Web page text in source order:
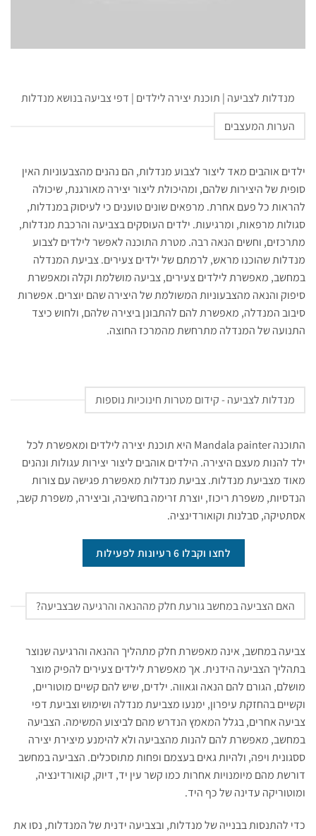
מנדלות לצביעה | תוכנת יצירה לילדים | דפי צביעה בנושא מנדלות
הערות המעצבים
ילדים אוהבים מאד ליצור לצבוע מנדלות, הם נהנים מהצבעוניות האין
סופית של היצירות שלהם, ומהיכולת ליצור יצירה מאורגנת, שיכולה
להראות כל פעם אחרת. מרפאים שונים טוענים כי לעיסוק במנדלות,
סגולות מרפאות, ומרגיעות. ילדים העוסקים בצביעה והרכבת מנדלות,
מתרכזים, וחשים הנאה רבה. מטרת התוכנה לאפשר לילדים לצבוע
מנדלות שהוכנו מראש, לרמתם של ילדים צעירים. צביעת המנדלה
במחשב, מאפשרת לילדים צעירים, צביעה מושלמת וקלה ומאפשרת
סיפוק והנאה מהצבעוניות המשולמת של היצירה שהם יוצרים. אפשרות
סיבוב המנדלה, מאפשרת להם להתבונן ביצירה שלהם, ולחוש כיצד
התנועה של המנדלה מתרחשת מהמרכז החוצה.
מנדלות לצביעה - קידום מטרות חינוכיות נוספות
התוכנה Mandala painter היא תוכנת יצירה לילדים ומאפשרת לכל
ילד להנות מעצם היצירה. הילדים אוהבים ליצור יצירות עגולות ונהנים
מאוד מצביעת מנדלות. צביעת מנדלות מאפשרת פגישה עם צורות
הנדסיות, משפרת ריכוז, יוצרת זרימה בחשיבה, וביצירה, משפרת קשב,
אסתטיקה, סבלנות וקואורדינציה.
לחצו וקבלו 6 רעיונות לפעילות
האם הצביעה במחשב גורעת חלק מההנאה והרגיעה שבצביעה?
צביעה במחשב, אינה מאפשרת חלק מתהליך ההנאה והרגיעה שנוצר
בתהליך הצביעה הידנית. אך מאפשרת לילדים צעירים להפיק מוצר
מושלם, הגורם להם הנאה וגאווה. ילדים, שיש להם קשיים מוטוריים,
וקשיים בהחזקת עיפרון, ימנעו מצביעת מנדלה ושימוש וצביעת דפי
צביעה אחרים, בגלל המאמץ הנדרש מהם לביצוע המשימה. הצביעה
במחשב, מאפשרת להם להנות מהצביעה ולא להימנע מיצירת יצירה
ססגונית ויפה, ולהיות גאים בעצמם ופחות מתוסכלים. הצביעה במחשב
דורשת מהם מיומנויות אחרות כמו קשר עין יד, דיוק, קואורדינציה,
ומוטוריקה עדינה של כף היד.
כדי להתנסות בבנייה של מנדלות, ובצביעה ידנית של המנדלות, נסו את